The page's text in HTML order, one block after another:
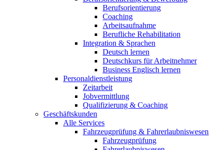
Berufsorientierung
Coaching
Arbeitsaufnahme
Berufliche Rehabilitation
Integration & Sprachen
Deutsch lernen
Deutschkurs für Arbeitnehmer
Business Englisch lernen
Personaldienstleistung
Zeitarbeit
Jobvermittlung
Qualifizierung & Coaching
Geschäftskunden
Alle Services
Fahrzeugprüfung & Fahrerlaubniswesen
Fahrzeugprüfung